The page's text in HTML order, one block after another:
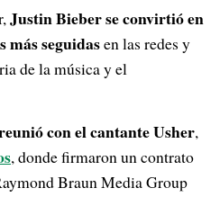
Justin Bieber se convirtió en
más seguidasen las redes y
de la música y el
con el cantante Usher,
, donde firmaron un contrato
Braun Media Group